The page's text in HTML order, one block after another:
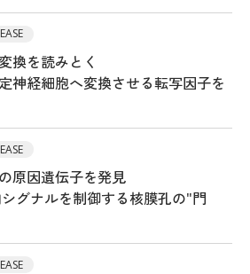
換を読みとく
神経細胞へ変換させる転写因子を
原因遺伝子を発見
グナルを制御する核膜孔の"門